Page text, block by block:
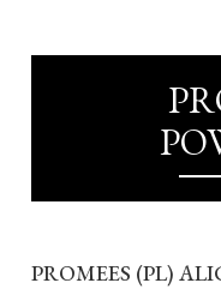
PROMEES (PL)